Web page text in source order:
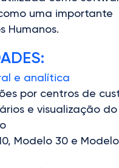
uma importante
Humanos.
e analítica
por centros de
e visualização
Modelo 30 e